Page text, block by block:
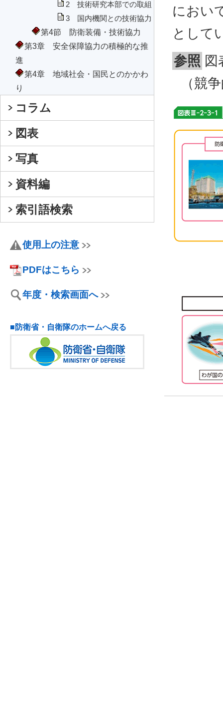
2 技術研究本部での取組
3 国内機関との技術協力
第4節 防衛装備・技術協力
第3章 安全保障協力の積極的な推
進
第4章 地域社会・国民とのかかわ
り
コラム
図表
写真
資料編
索引語検索
使用上の注意
PDFはこちら
年度・検索画面へ
■防衛省・自衛隊のホームへ戻る
におい
として
参照 図
（競